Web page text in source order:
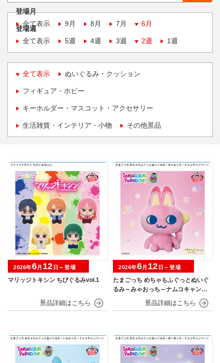
登場月
全て表示
9月 8月 7月 6月
登場週
全て表示
5週 4週 3週 2週 1週
全て表示 ぬいぐるみ・クッション
フィギュア・ホビー
キーホルダー・マスコット・アクセサリー
生活雑貨・インテリア・小物 その他景品
マリッジトキシン ちびぐるみvol.1
2026年6月 12 日～登場
たまごっち めちゃもふぐっとぬいぐ
るみ～みゃおっち～ナムコキャンペ
2026年6月 12 日～登場